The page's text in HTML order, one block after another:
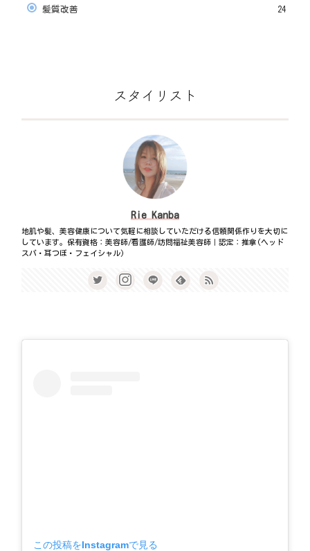
髪質改善 24
スタイリスト
Rie Kanba
地肌や髪、美容健康について気軽に相談していただける信頼関係作りを大切に
しています。保有資格：美容師/看護師/訪問福祉美容師｜認定：推拿(ヘッド
スパ・耳つぼ・フェイシャル)
この投稿をInstagramで見る